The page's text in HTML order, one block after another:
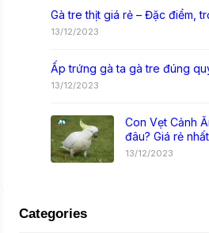
Gà tre thịt giá rẻ – Đặc điểm,
13/12/2023
Ấp trứng gà ta gà tre đúng
13/12/2023
Con Vẹt Cảnh
đâu? Giá rẻ
13/12/2023
Categories